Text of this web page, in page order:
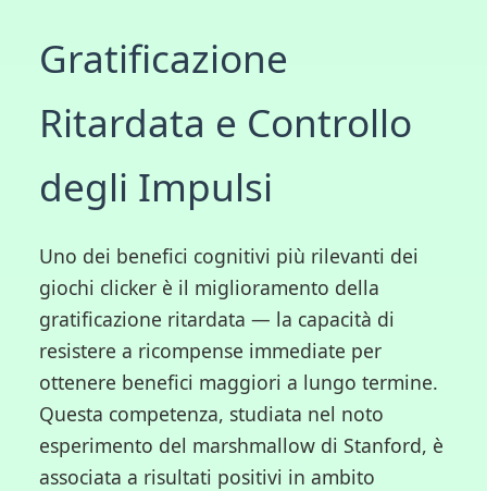
Gratificazione
Ritardata e Controllo
degli Impulsi
Uno dei benefici cognitivi più rilevanti dei
giochi clicker è il miglioramento della
gratificazione ritardata — la capacità di
resistere a ricompense immediate per
ottenere benefici maggiori a lungo termine.
Questa competenza, studiata nel noto
esperimento del marshmallow di Stanford, è
associata a risultati positivi in ambito